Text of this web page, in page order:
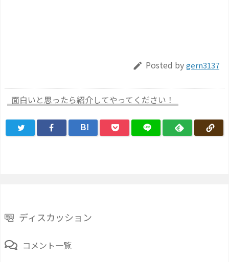
 Posted bygern3137
面白いと思ったら紹介してやってください！
B!
ディスカッション
コメント一覧